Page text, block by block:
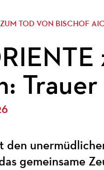
TOD VON BISCHOF
gemeinsame